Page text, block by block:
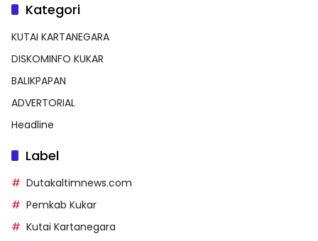
Kategori
KUTAI KARTANEGARA
DISKOMINFO KUKAR
BALIKPAPAN
ADVERTORIAL
Headline
Label
Dutakaltimnews.com
Pemkab Kukar
Kutai Kartanegara